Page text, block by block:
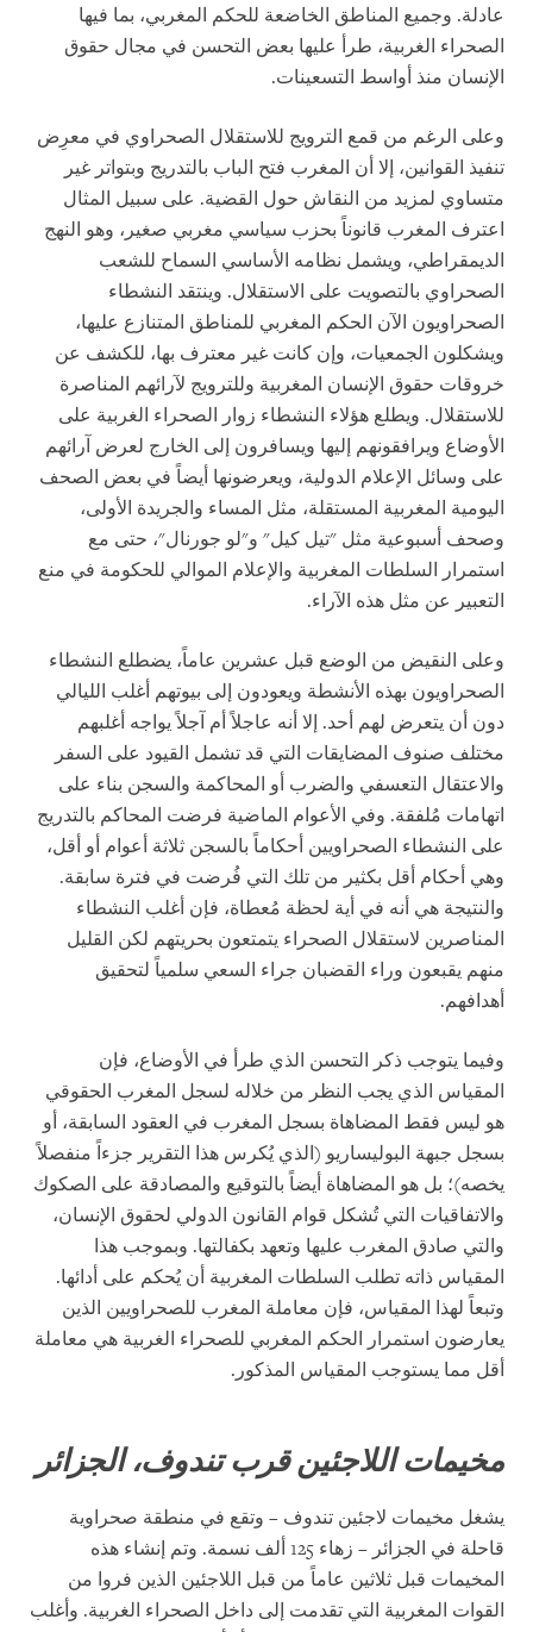
عادلة. وجميع المناطق الخاضعة للحكم المغربي، بما فيها
الصحراء الغربية، طرأ عليها بعض التحسن في مجال حقوق
الإنسان منذ أواسط التسعينات.
وعلى الرغم من قمع الترويج للاستقلال الصحراوي في معرِض
تنفيذ القوانين، إلا أن المغرب فتح الباب بالتدريج وبتواتر غير
متساوي لمزيد من النقاش حول القضية. على سبيل المثال
اعترف المغرب قانوناً بحزب سياسي مغربي صغير، وهو النهج
الديمقراطي، ويشمل نظامه الأساسي السماح للشعب
الصحراوي بالتصويت على الاستقلال. وينتقد النشطاء
الصحراويون الآن الحكم المغربي للمناطق المتنازع عليها،
ويشكلون الجمعيات، وإن كانت غير معترف بها، للكشف عن
خروقات حقوق الإنسان المغربية وللترويج لآرائهم المناصرة
للاستقلال. ويطلع هؤلاء النشطاء زوار الصحراء الغربية على
الأوضاع ويرافقونهم إليها ويسافرون إلى الخارج لعرض آرائهم
على وسائل الإعلام الدولية، ويعرضونها أيضاً في بعض الصحف
اليومية المغربية المستقلة، مثل المساء والجريدة الأولى،
وصحف أسبوعية مثل "تيل كيل" و"لو جورنال"، حتى مع
استمرار السلطات المغربية والإعلام الموالي للحكومة في منع
التعبير عن مثل هذه الآراء.
وعلى النقيض من الوضع قبل عشرين عاماً، يضطلع النشطاء
الصحراويون بهذه الأنشطة ويعودون إلى بيوتهم أغلب الليالي
دون أن يتعرض لهم أحد. إلا أنه عاجلاً أم آجلاً يواجه أغلبهم
مختلف صنوف المضايقات التي قد تشمل القيود على السفر
والاعتقال التعسفي والضرب أو المحاكمة والسجن بناء على
اتهامات مُلفقة. وفي الأعوام الماضية فرضت المحاكم بالتدريج
على النشطاء الصحراويين أحكاماً بالسجن ثلاثة أعوام أو أقل،
وهي أحكام أقل بكثير من تلك التي فُرضت في فترة سابقة.
والنتيجة هي أنه في أية لحظة مُعطاة، فإن أغلب النشطاء
المناصرين لاستقلال الصحراء يتمتعون بحريتهم لكن القليل
منهم يقبعون وراء القضبان جراء السعي سلمياً لتحقيق
أهدافهم.
وفيما يتوجب ذكر التحسن الذي طرأ في الأوضاع، فإن
المقياس الذي يجب النظر من خلاله لسجل المغرب الحقوقي
هو ليس فقط المضاهاة بسجل المغرب في العقود السابقة، أو
بسجل جبهة البوليساريو (الذي يُكرس هذا التقرير جزءاً منفصلاً
يخصه)؛ بل هو المضاهاة أيضاً بالتوقيع والمصادقة على الصكوك
والاتفاقيات التي تُشكل قوام القانون الدولي لحقوق الإنسان،
والتي صادق المغرب عليها وتعهد بكفالتها. وبموجب هذا
المقياس ذاته تطلب السلطات المغربية أن يُحكم على أدائها.
وتبعاً لهذا المقياس، فإن معاملة المغرب للصحراويين الذين
يعارضون استمرار الحكم المغربي للصحراء الغربية هي معاملة
أقل مما يستوجب المقياس المذكور.
مخيمات اللاجئين قرب تندوف، الجزائر
يشغل مخيمات لاجئين تندوف – وتقع في منطقة صحراوية
قاحلة في الجزائر – زهاء 125 ألف نسمة. وتم إنشاء هذه
المخيمات قبل ثلاثين عاماً من قبل اللاجئين الذين فروا من
القوات المغربية التي تقدمت إلى داخل الصحراء الغربية. وأغلب